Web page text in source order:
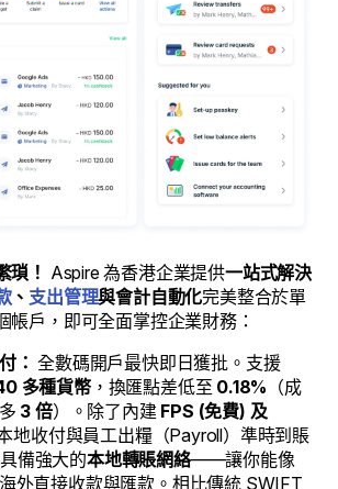
瑣！ Aspire 為香港企業提供一站式解決
、 支出管理與會計自動化完美整合於單
帳戶，即可全面掌控企業財務：
： 全數碼開戶最快即日獲批。支援
多種貨幣，換匯點差低至 0.18% （成
3 倍）。除了內建 FPS (免費) 及
地收付與員工出糧（Payroll）準時到賬
備強大的本地轉賬網絡——讓你能像
外直接收款與匯款。相比傳統 SWIFT